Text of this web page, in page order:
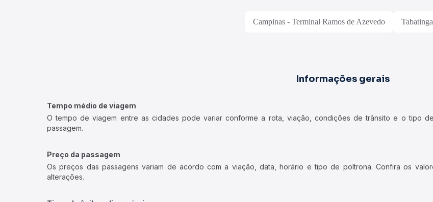
Campinas - Terminal Ramos de Azevedo Tabatinga
Informações gerais
Tempo médio de viagem
O tempo de viagem entre as cidades pode variar conforme a rota, viação, condições de trânsito e o tipo
passagem.
Preço da passagem
Os preços das passagens variam de acordo com a viação, data, horário e tipo de poltrona. Confira os
alterações.